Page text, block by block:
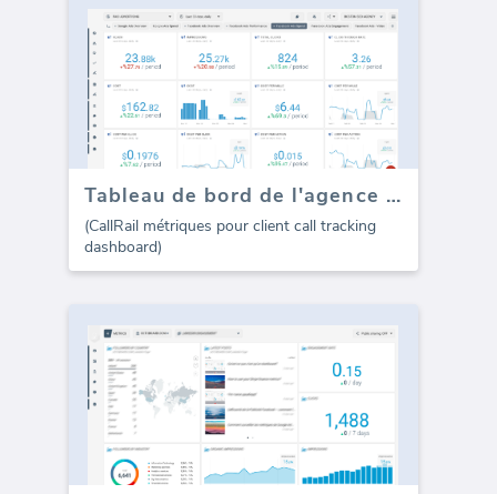
Tableau de bord de l'agence de marketing CallRail
(CallRail métriques pour client call tracking
dashboard)